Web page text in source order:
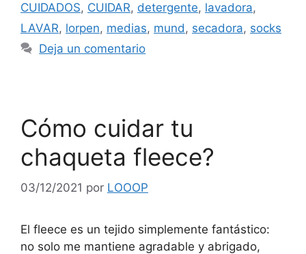
CUIDADOS, CUIDAR, detergente, lavadora,
LAVAR, lorpen, medias, mund, secadora, socks
Deja un comentario
Cómo cuidar tu
chaqueta fleece?
03/12/2021 por LOOOP
El fleece es un tejido simplemente fantástico:
no solo me mantiene agradable y abrigado,